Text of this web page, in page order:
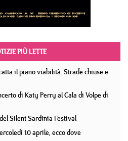
PIÙ LETTE
il piano viabilità. Strade chiuse e
di Katy Perry al Cala di Volpe di
Silent Sardinia Festival
10 aprile, ecco dove